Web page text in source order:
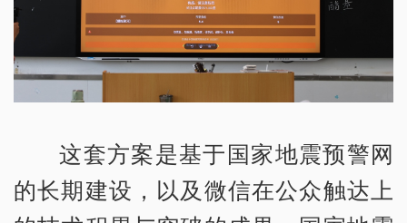
这套方案是基于国家地震预警网
的长期建设，以及微信在公众触达上